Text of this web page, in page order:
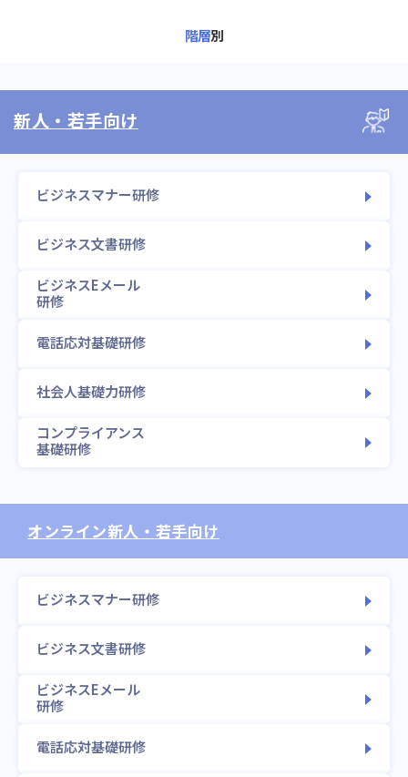
階層別
新人・若手向け
ビジネスマナー研修
ビジネス文書研修
ビジネスEメール
研修
電話応対基礎研修
社会人基礎力研修
コンプライアンス
基礎研修
オンライン新人・若手向け
ビジネスマナー研修
ビジネス文書研修
ビジネスEメール
研修
電話応対基礎研修